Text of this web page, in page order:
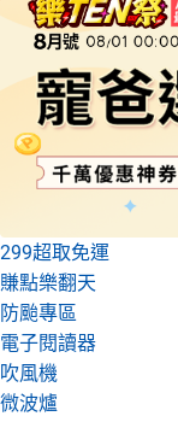
299超取免運
賺點樂翻天
防颱專區
電子閱讀器
吹風機
微波爐